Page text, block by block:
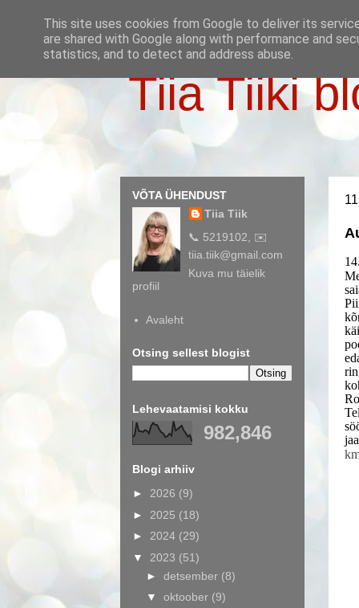
Tiia Tiiki
VÕTA ÜHENDUST
Tiia Tiik
📞 5219102, ✉️
tiia.tiik@gmail.com
Kuva mu täielik
profiil
Avaleht
Otsing sellest blogist
Lehevaatamisi kokku
982,846
Blogi arhiiv
► 2026 (9)
► 2025 (18)
► 2024 (29)
▼ 2023 (51)
► detsember (8)
▼ oktoober (9)
This site uses cookies from Google to deliver its
are shared with Google along with performance and
statistics, and to detect and address abuse.